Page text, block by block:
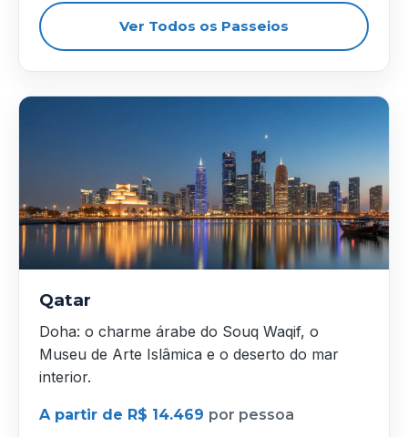
Ver Todos os Passeios
Qatar
Doha: o charme árabe do Souq Waqif, o
Museu de Arte Islâmica e o deserto do mar
interior.
A partir de R$ 14.469 por pessoa